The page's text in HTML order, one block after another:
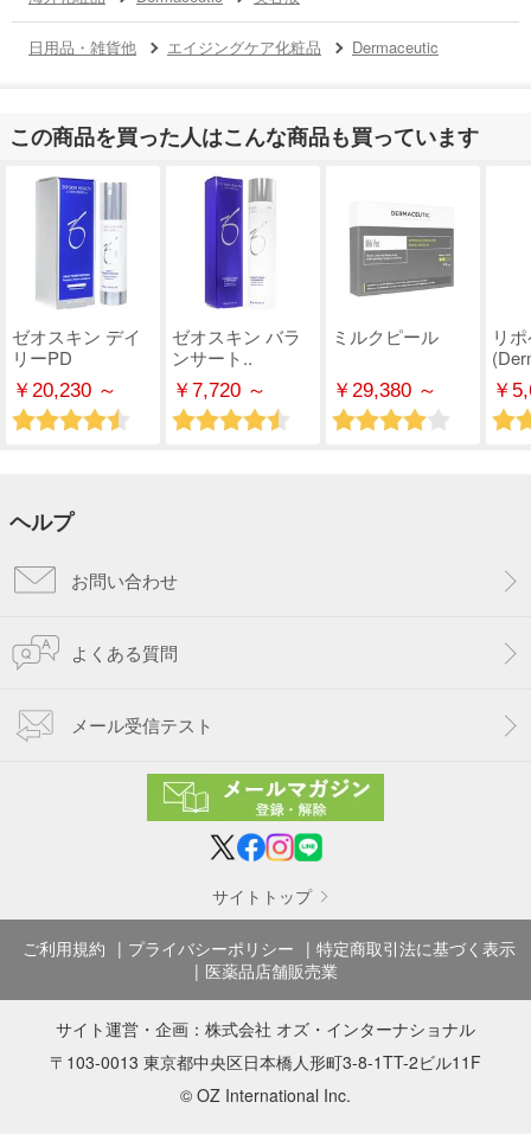
日用品・雑貨他 エイジングケア化粧品 Dermaceutic
この商品を買った人はこんな商品も買っています
ゼオスキン デイ
リーPD
￥20,230 ～
ゼオスキン バラ
ンサート..
￥7,720 ～
ミルクピール
￥29,380 ～
リ
￥
ヘルプ
お問い合わせ
よくある質問
メール受信テスト
サイトトップ
ご利用規約 プライバシーポリシー
特定商取引法に基づく表示
医薬品店舗販売業
サイト運営・企画： 株式会社 オズ・インターナショナル
〒103-0013 東京都中央区日本橋人形町3-8-1TT-2ビル11F
© OZ International Inc.